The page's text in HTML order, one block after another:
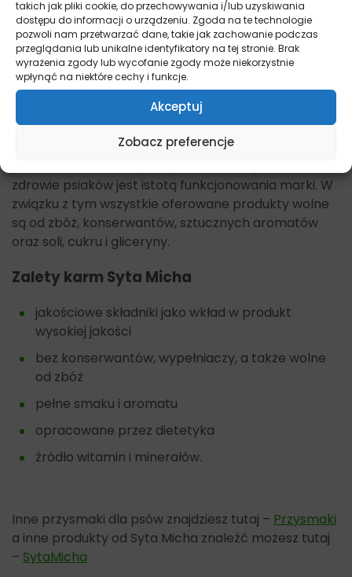
takich jak pliki cookie, do przechowywania i/lub uzyskiwania
dostępu do informacji o urządzeniu. Zgoda na te technologie
pozwoli nam przetwarzać dane, takie jak zachowanie podczas
przeglądania lub unikalne identyfikatory na tej stronie. Brak
wyrażenia zgody lub wycofanie zgody może niekorzystnie
wpłynąć na niektóre cechy i funkcje.
Akceptuj
Zobacz preferencje
O Syta Micha
Syta Micha jest polską marką, założoną w 2019 roku.
Karmy i przysmaki wytwarzane są wedle
przemyślanych receptury, ponieważ ich skład
tworzą technolodzy żywności we współpracy z
dietetykiem. To dlatego produkty spod znaku Syta
Micha są bezpieczne i odpowiednio dostosowane do
zdrowie psiaków jest istotą funkcjonowania marki. W
związku z tym wszystkie oferowane produkty wolne
są od zbóż, konserwantów, sztucznych aromatów
oraz soli, cukru i gliceryny.
Zalety karm Syta Micha
jakościowe składniki jako wkład w produkt
wysokiej jakości
bez konserwantów, wypełniaczy, a także wolne
od zbóż
pełne smaku i aromatu
opracowane przez dietetyka
źródło witamin i minerałów.
Inne przysmaki dla psów znajdziesz tutaj – Przysmaki
a inne produkty od Syta Micha znaleźć możesz tutaj
– SytaMicha